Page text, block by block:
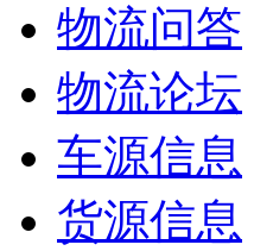
物流问答
物流论坛
车源信息
货源信息